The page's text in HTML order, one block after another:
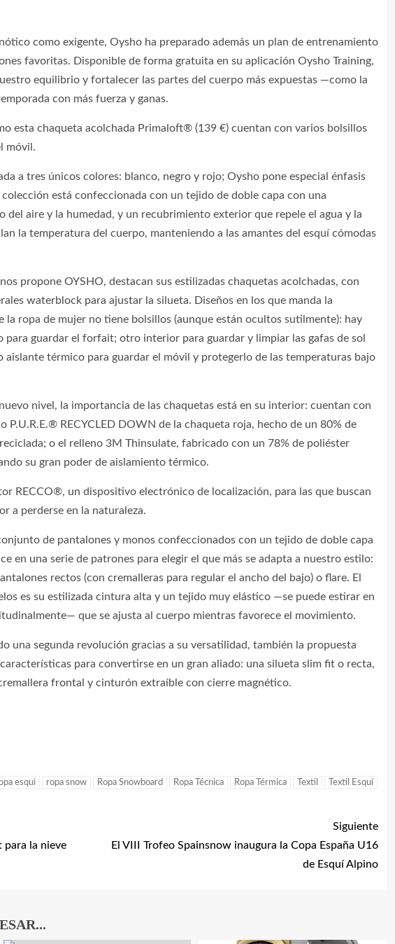
como exigente, Oysho ha preparado además un plan de entrenamiento
favoritas. Disponible de forma gratuita en su aplicación Oysho Training,
equilibrio y fortalecer las partes del cuerpo más expuestas —como la
con más fuerza y ganas.
esta chaqueta acolchada Primaloft® (139 €) cuentan con varios bolsillos
móvil.
a tres únicos colores: blanco, negro y rojo; Oysho pone especial énfasis
está confeccionada con un tejido de doble capa con una
del aire y la humedad, y un recubrimiento exterior que repele el agua y la
la temperatura del cuerpo, manteniendo a las amantes del esquí cómodas
propone OYSHO, destacan sus estilizadas chaquetas acolchadas, con
waterblock para ajustar la silueta. Diseños en los que manda la
ropa de mujer no tiene bolsillos (aunque están ocultos sutilmente): hay
para guardar el forfait; otro interior para guardar y limpiar las gafas de sol
térmico para guardar el móvil y protegerlo de las temperaturas bajo
nivel, la importancia de las chaquetas está en su interior: cuentan con
P.U.R.E.® RECYCLED DOWN de la chaqueta roja, hecho de un 80% de
o el relleno 3M Thinsulate, fabricado con un 78% de poliéster
su gran poder de aislamiento térmico.
RECCO®, un dispositivo electrónico de localización, para las que buscan
a perderse en la naturaleza.
de pantalones y monos confeccionados con un tejido de doble capa
en una serie de patrones para elegir el que más se adapta a nuestro estilo:
rectos (con cremalleras para regular el ancho del bajo) o flare. El
es su estilizada cintura alta y un tejido muy elástico —se puede estirar en
que se ajusta al cuerpo mientras favorece el movimiento.
una segunda revolución gracias a su versatilidad, también la propuesta
para convertirse en un gran aliado: una silueta slim fit o recta,
frontal y cinturón extraíble con cierre magnético.
esqui ropa snow Ropa Snowboard Ropa Técnica Ropa Térmica Textil
Textil Esquí
para la nieve
Siguiente
El VIII Trofeo Spainsnow inaugura la Copa España U16
de Esquí Alpino